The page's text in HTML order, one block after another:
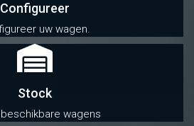
Configureer
uw wagen.
Stock
wagens